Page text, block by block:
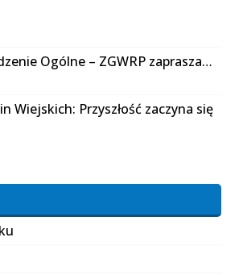
Ogólne – ZGWRP zaprasza…
Wiejskich: Przyszłość zaczyna się